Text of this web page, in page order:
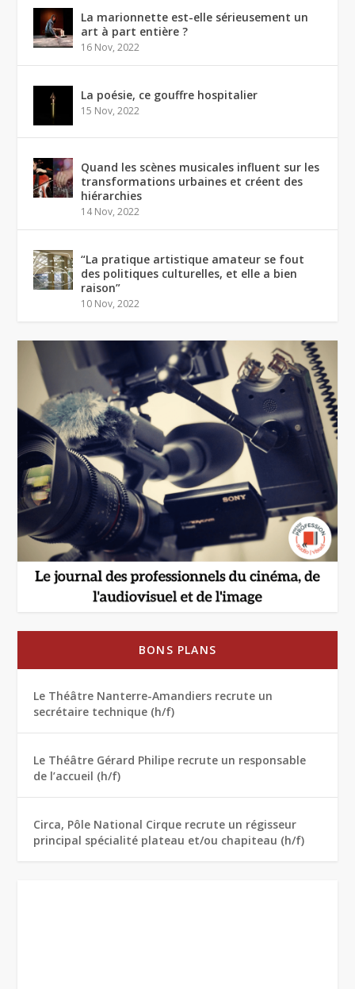
La marionnette est-elle sérieusement un
art à part entière ?
16 Nov, 2022
La poésie, ce gouffre hospitalier
15 Nov, 2022
Quand les scènes musicales influent sur les
transformations urbaines et créent des
hiérarchies
14 Nov, 2022
“La pratique artistique amateur se fout
des politiques culturelles, et elle a bien
raison”
10 Nov, 2022
BONS PLANS
Le Théâtre Nanterre-Amandiers recrute un
secrétaire technique (h/f)
Le Théâtre Gérard Philipe recrute un responsable
de l’accueil (h/f)
Circa, Pôle National Cirque recrute un régisseur
principal spécialité plateau et/ou chapiteau (h/f)